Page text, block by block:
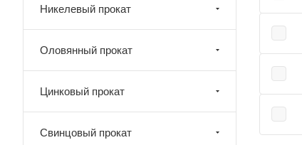
Никелевый прокат
Оловянный прокат
Цинковый прокат
Свинцовый прокат